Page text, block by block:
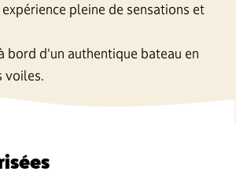
pleine de sensations et
bord d'un authentique bateau en
voiles.